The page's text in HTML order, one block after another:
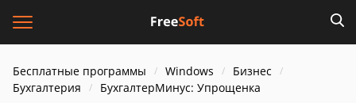
Бесплатные программы Windows
Бизнес
Бухгалтерия
БухгалтерМинус: Упрощенка